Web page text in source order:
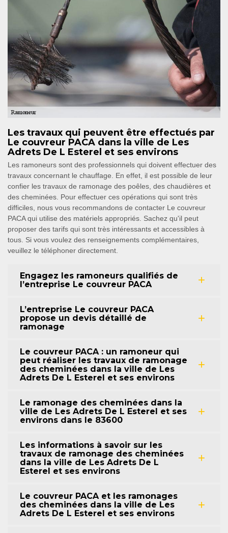
Les travaux qui peuvent être effectués par
Le couvreur PACA dans la ville de Les
Adrets De L Esterel et ses environs
Les ramoneurs sont des professionnels qui doivent effectuer des
travaux concernant le chauffage. En effet, il est possible de leur
confier les travaux de ramonage des poêles, des chaudières et
des cheminées. Pour effectuer ces opérations qui sont très
difficiles, nous vous recommandons de contacter Le couvreur
PACA qui utilise des matériels appropriés. Sachez qu'il peut
proposer des tarifs qui sont très intéressants et accessibles à
tous. Si vous voulez des renseignements complémentaires,
veuillez le téléphoner directement.
Engagez les ramoneurs qualifiés de
l’entreprise Le couvreur PACA
L’entreprise Le couvreur PACA
propose un devis détaillé de
ramonage
Le couvreur PACA : un ramoneur qui
peut réaliser les travaux de ramonage
des cheminées dans la ville de Les
Adrets De L Esterel et ses environs
Le ramonage des cheminées dans la
ville de Les Adrets De L Esterel et ses
environs dans le 83600
Les informations à savoir sur les
travaux de ramonage des cheminées
dans la ville de Les Adrets De L
Esterel et ses environs
Le couvreur PACA et les ramonages
des cheminées dans la ville de Les
Adrets De L Esterel et ses environs